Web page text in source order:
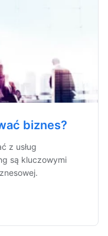
biznes?
z usług
są kluczowymi